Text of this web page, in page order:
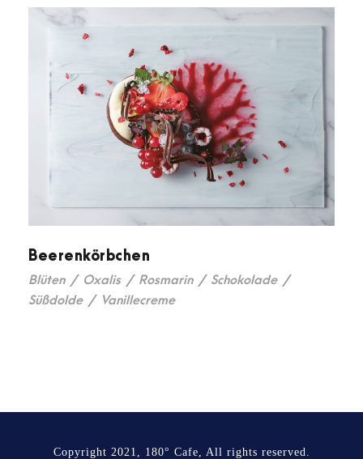
Beerenkörbchen
Blüten / Oxalis / Rosmarin / Schokolade /
Süßdolde / Vanillecreme
Copyright 2021, 180° Cafe, All rights reserved.